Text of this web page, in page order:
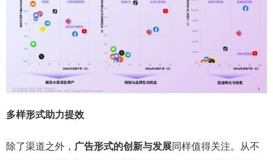
多样形式助力提效
除了渠道之外， 广告形式的创新与发展同样值得关注。从不